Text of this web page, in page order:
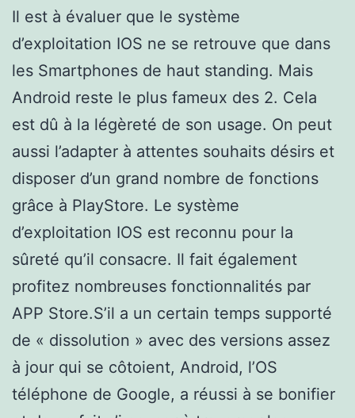
Il est à évaluer que le système
d’exploitation IOS ne se retrouve que dans
les Smartphones de haut standing. Mais
Android reste le plus fameux des 2. Cela
est dû à la légèreté de son usage. On peut
aussi l’adapter à attentes souhaits désirs et
disposer d’un grand nombre de fonctions
grâce à PlayStore. Le système
d’exploitation IOS est reconnu pour la
sûreté qu’il consacre. Il fait également
profitez nombreuses fonctionnalités par
APP Store.S’il a un certain temps supporté
de « dissolution » avec des versions assez
à jour qui se côtoient, Android, l’OS
téléphone de Google, a réussi à se bonifier